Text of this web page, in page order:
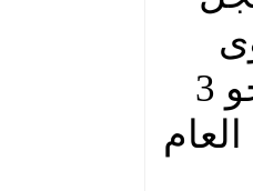
شهري يتم تسجيله تاريخياً، مقابل نحو 3